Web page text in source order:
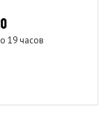
19 часов